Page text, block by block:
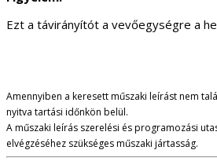
Amennyiben a keresett műszaki leírást nem
Kapcsolódó